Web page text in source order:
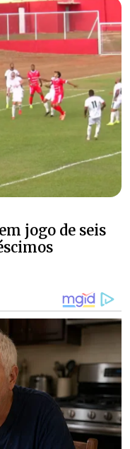
jogo de seis